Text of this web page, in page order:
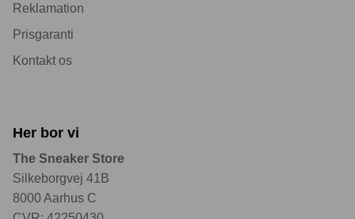
Reklamation
Prisgaranti
Kontakt os
Her bor vi
The Sneaker Store
Silkeborgvej 41B
8000 Aarhus C